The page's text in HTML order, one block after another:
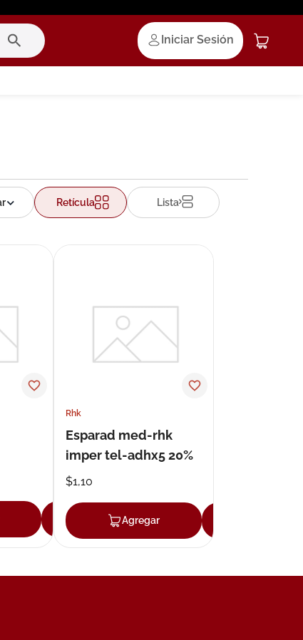
Iniciar Sesión
Retícula Lista
Agregar
Rhk
Esparad med-rhk
imper tel-adhx5 20%
$1,10
Agregar